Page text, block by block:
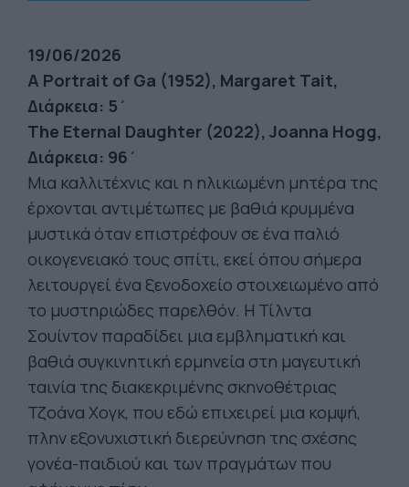
19/06/2026
A Portrait of Ga (1952), Margaret Tait,
Διάρκεια: 5΄
The Eternal Daughter (2022), Joanna Hogg,
Διάρκεια: 96΄
Μια καλλιτέχνις και η ηλικιωμένη μητέρα της
έρχονται αντιμέτωπες με βαθιά κρυμμένα
μυστικά όταν επιστρέφουν σε ένα παλιό
οικογενειακό τους σπίτι, εκεί όπου σήμερα
λειτουργεί ένα ξενοδοχείο στοιχειωμένο από
το μυστηριώδες παρελθόν. Η Τίλντα
Σουίντον παραδίδει μια εμβληματική και
βαθιά συγκινητική ερμηνεία στη μαγευτική
ταινία της διακεκριμένης σκηνοθέτριας
Τζοάνα Χογκ, που εδώ επιχειρεί μια κομψή,
πλην εξονυχιστική διερεύνηση της σχέσης
γονέα-παιδιού και των πραγμάτων που